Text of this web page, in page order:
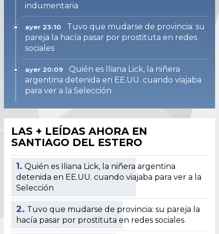
indumentaria
ayer 23:10
Tuvo que mudarse de provincia: su
pareja la hacía pasar por prostituta en redes
sociales
ayer 20:09
Quién es Iliana Lick, la niñera
argentina detenida en EE.UU. cuando viajaba
para ver a la Selección
LAS + LEÍDAS AHORA EN
SANTIAGO DEL ESTERO
1. Quién es Iliana Lick, la niñera argentina
detenida en EE.UU. cuando viajaba para ver a la
Selección
2. Tuvo que mudarse de provincia: su pareja la
hacía pasar por prostituta en redes sociales